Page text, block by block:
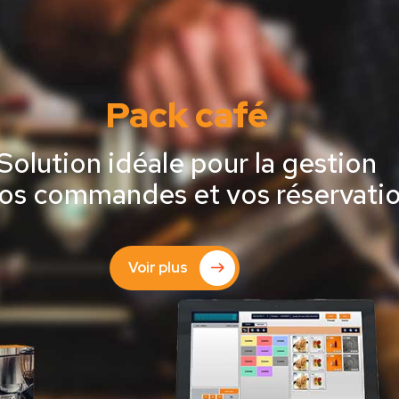
Pack café
idéale pour la gestion
commandes et vos
Voir plus